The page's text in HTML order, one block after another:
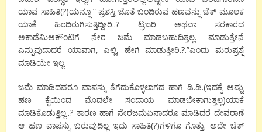
ಯಾವ ಸಾಹಿತಿ(?)ಯನ್ನೂ ” ಪ್ರಶಸ್ತಿ ಜೊತೆ ಬಂದಿರುವ ಹಣವನ್ನು ಚೆಕ್ ಮೂಲಕ
ಯಾಕೆ ಹಿಂದಿರುಗಿಸುತ್ತಿದ್ದೀರಿ..? ಟ್ರಜರಿ ಅಥವಾ ಸರಕಾರದ
ಅಕಾಡೆಮಿಅಕೌಂಟಿಗೆ ನೇರ ಜಮೆ ಮಾಡಬಹುದಿತ್ತಲ್ಲ. ಮಾಡುತ್ತೇನೆ
ಎನ್ನುವುದಾದರೆ ಯಾವಾಗ, ಎಲ್ಲಿ, ಹೇಗೆ ಮಾಡುತ್ತೀರಿ.?.”ಎಂದು ಮರುಪ್ರಶ್ನೆ
ಮಾಡಿಯೇ ಇಲ್ಲ.
ಜಮೆ ಮಾಡಿದವರೂ ವಾಪಸ್ಸು ತೆಗೆದುಕೊಳ್ಳಲಾಗದ ಹಾಗೆ ಡಿ.ಡಿ.(ಇದಕ್ಕೆ ಅಷ್ಟು
ಹಣ ಕೈಯಿಂದ ಮೊದಲೇ ಸಂದಾಯ ಮಾಡಬೇಕಾಗುತ್ತಲ್ಲ)ಯಾಕೆ
ಮಾಡಿಕೊಡುತ್ತಿಲ್ಲ..? ಕಾರಣ ಹಾಗೆ ನೇರಜಮೆಏನಾದರೂ ಮಾಡಿದರೆ ದೇವರಾಣೆ
ಆ ಹಣ ವಾಪಸ್ಸು ಬರುವುದಿಲ್ಲ ಇದು ಸಾಹಿತಿ(?)ಗಳಿಗೂ ಗೊತ್ತು. ಅದೇ ಚೆಕ್